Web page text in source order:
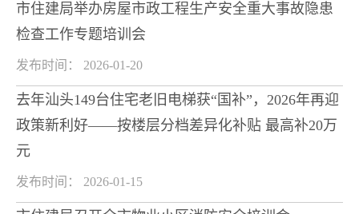
市住建局举办房屋市政工程生产安全重大事故隐患
检查工作专题培训会
发布时间： 2026-01-20
去年汕头149台住宅老旧电梯获“国补”，2026年再迎
政策新利好——按楼层分档差异化补贴 最高补20万
元
发布时间： 2026-01-15